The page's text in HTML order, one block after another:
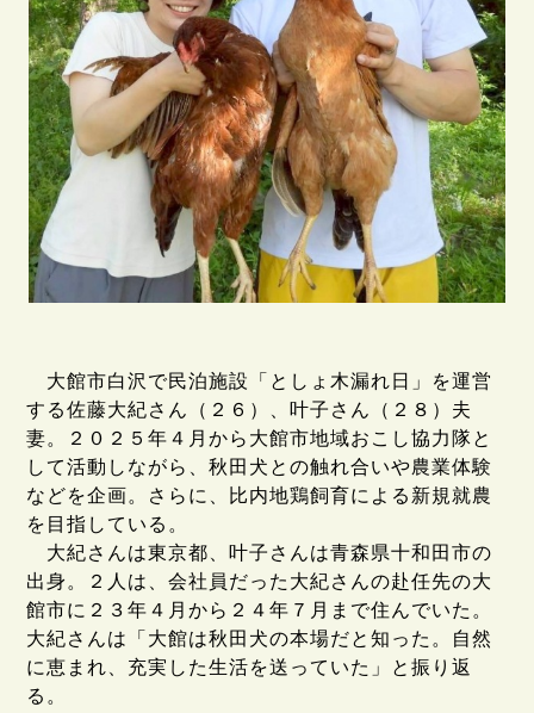
大館市白沢で民泊施設「としょ木漏れ日」を運営
する佐藤大紀さん（２６）、叶子さん（２８）夫
妻。２０２５年４月から大館市地域おこし協力隊と
して活動しながら、秋田犬との触れ合いや農業体験
などを企画。さらに、比内地鶏飼育による新規就農
を目指している。
大紀さんは東京都、叶子さんは青森県十和田市の
出身。２人は、会社員だった大紀さんの赴任先の大
館市に２３年４月から２４年７月まで住んでいた。
大紀さんは「大館は秋田犬の本場だと知った。自然
に恵まれ、充実した生活を送っていた」と振り返
る。